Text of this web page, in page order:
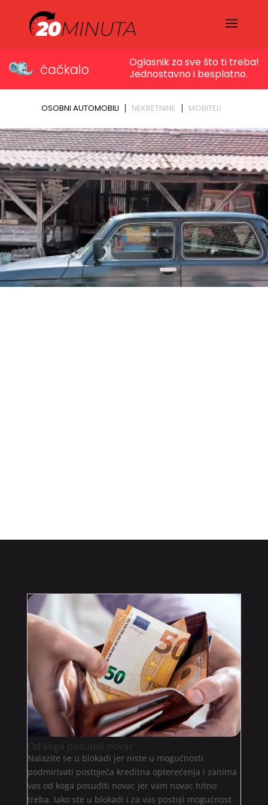
Od koga posuditi novac
Nalazite se u blokadi jer niste u mogućnosti
podmirivati postojeća kreditna opterećenja i zanima
vas od koga posuditi novac jer vam novac hitno
treba. Iako ste u blokadi i za vas postoji mogućnost